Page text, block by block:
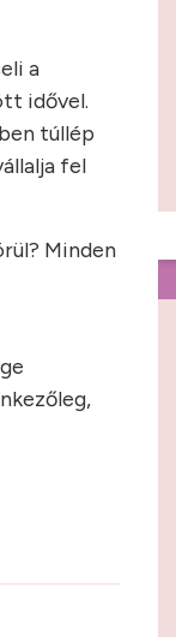
a
idővel.
túllép
fel
Minden